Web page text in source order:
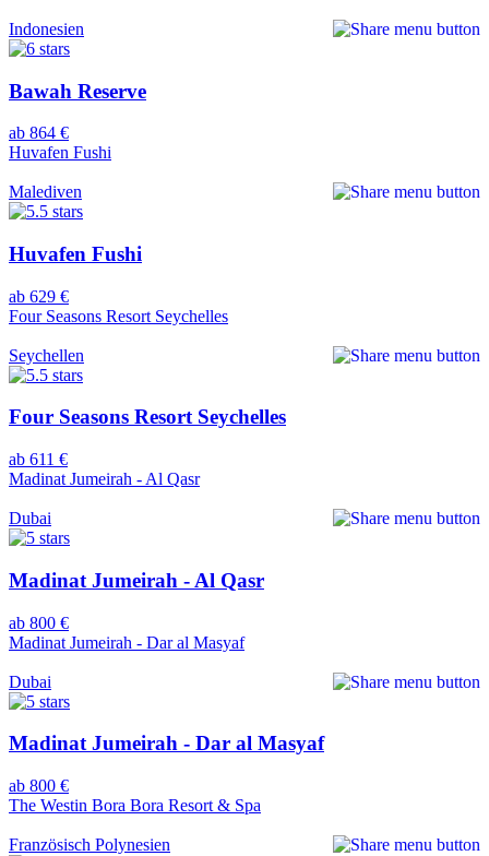
Indonesien
Bawah Reserve
ab 864 €
Huvafen Fushi
Malediven
Huvafen Fushi
ab 629 €
Four Seasons Resort Seychelles
Seychellen
Four Seasons Resort Seychelles
ab 611 €
Madinat Jumeirah - Al Qasr
Dubai
Madinat Jumeirah - Al Qasr
ab 800 €
Madinat Jumeirah - Dar al Masyaf
Dubai
Madinat Jumeirah - Dar al Masyaf
ab 800 €
The Westin Bora Bora Resort & Spa
Französisch Polynesien